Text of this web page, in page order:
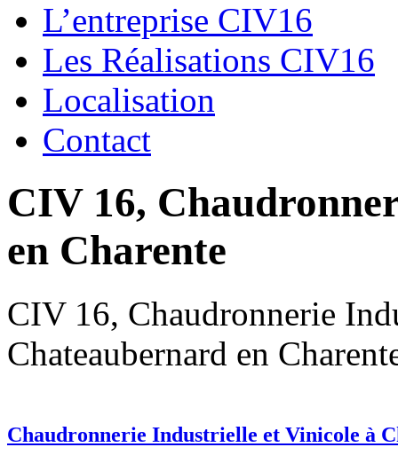
L’entreprise CIV16
Les Réalisations CIV16
Localisation
Contact
CIV 16,
en Charente
CIV 16, Chaudronnerie
Chateaubernard en
Chaudronnerie Industrielle et Vinicole à